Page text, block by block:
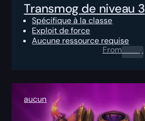
Transmog de niveau 3
Spécifique à la classe
Exploit de force
Aucune ressource requise
From0.00 $
aucun